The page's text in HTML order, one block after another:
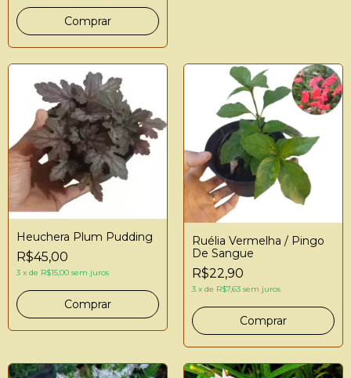
Heuchera Plum Pudding
R$45,00
3 x de R$15,00 sem juros
Ruélia Vermelha / Pingo
De Sangue
R$22,90
3 x de R$7,63 sem juros